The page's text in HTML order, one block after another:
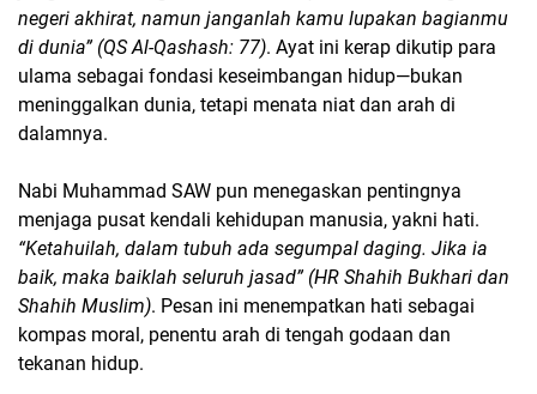
negeri akhirat, namun janganlah kamu lupakan bagianmu
di dunia” (QS Al-Qashash: 77). Ayat ini kerap dikutip para
ulama sebagai fondasi keseimbangan hidup—bukan
meninggalkan dunia, tetapi menata niat dan arah di
dalamnya.
Nabi Muhammad SAW pun menegaskan pentingnya
menjaga pusat kendali kehidupan manusia, yakni hati.
“Ketahuilah, dalam tubuh ada segumpal daging. Jika ia
baik, maka baiklah seluruh jasad” (HR Shahih Bukhari dan
Shahih Muslim). Pesan ini menempatkan hati sebagai
kompas moral, penentu arah di tengah godaan dan
tekanan hidup.